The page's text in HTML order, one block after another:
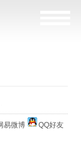
易微博
QQ好友